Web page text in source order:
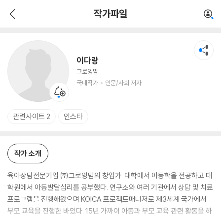
작가파일
이다랑
그로잉맘
국내작가
인문/사회 저자
인문/사회 저자
관련사이트 2 인스타
작가 소개
육아상담전문기업 ㈜그로잉맘의 창업가. 대학에서 아동학을 전공하고 대
학원에서 아동발달심리를 공부했다. 연구소와 여러 기관에서 상담 및 치료
프로그램을 진행해왔으며 KOICA 프로젝트매니저로 제3세계 국가에서
부모 교육을 진행한 바있다. 15년 가까이 아동과 부모 교육 관련 활동을 하